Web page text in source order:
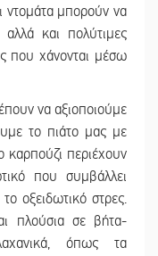
ντομάτα μπορούν να
και πολύτιμες
που χάνονται μέσω
να αξιοποιούμε
το πιάτο μας με
καρπούζι περιέχουν
που συμβάλλει
οξειδωτικό στρες.
πλούσια σε βήτα-
όπως τα